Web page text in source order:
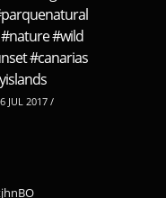
#wild
#canarias
JUL 2017 /